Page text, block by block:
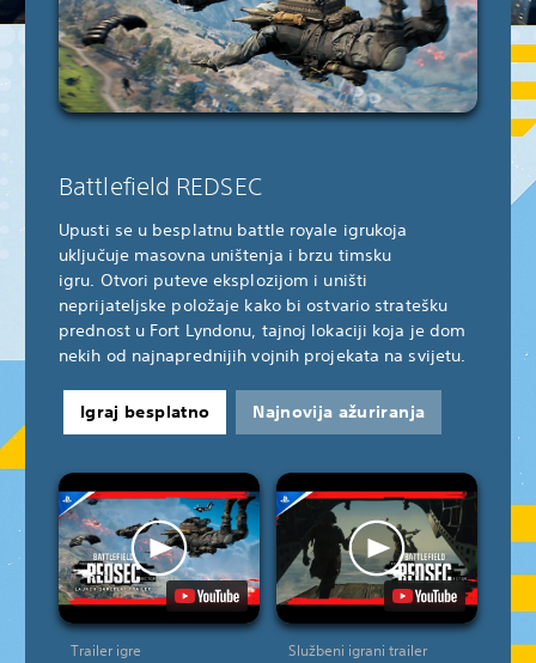
Battlefield REDSEC
Upusti se u besplatnu battle royale igru​koja
uključuje masovna uništenja i brzu timsku
igru. Otvori puteve eksplozijom i uništi
neprijateljske položaje kako bi ostvario stratešku
prednost u Fort Lyndonu, tajnoj lokaciji koja je dom
nekih od najnaprednijih vojnih projekata na svijetu.
Igraj besplatno Najnovija ažuriranja
Trailer igre Službeni igrani trailer